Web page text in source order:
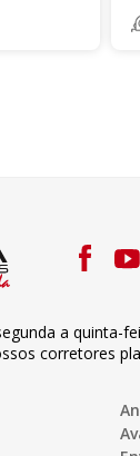
a quinta-
corretores